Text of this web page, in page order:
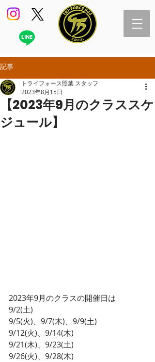
記事
【2023年9月のクラススケ
ジュール】
トライフォース照葉 スタッフ
2023年8月15日
2023年9月のクラスの開催日は
9/2(土)
9/5(火)、9/7(木)、9/9(土)
9/12(火)、9/14(木)
9/21(木)、9/23(土)
9/26(火)、9/28(木)